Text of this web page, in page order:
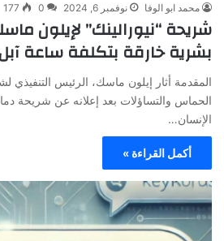
محمد ابو الوفا نوفمبر 6, 2024 0
177
شريحة “نيورالينك” لإيلون
بشرية خارقة بتكلفة ساعة آبل
المقدمة أثار إيلون ماسك، الرئيس التنفيذي
الحماس والتساؤلات بعد إعلانه عن شريحة
الإنسان…
أكمل القراءة »